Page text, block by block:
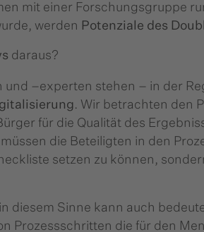
mit einer Forschungsgruppe
werden Potenziale des
daraus?
und –experten stehen – in der
. Wir betrachten den
für die Qualität des
die Beteiligten in den
setzen zu können,
in diesem Sinne kann auch
Prozessschritten die für den